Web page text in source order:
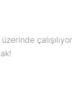
çalışılıyor